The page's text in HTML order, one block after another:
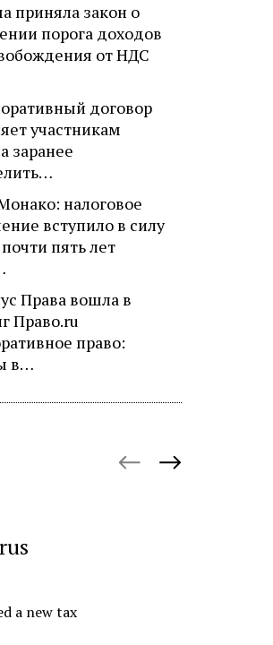
приняла закон о
порога доходов
от НДС
договор
участникам
заранее
налоговое
вступило в силу
пять лет
Права вошла в
Право.ru
право:
в…
a new tax